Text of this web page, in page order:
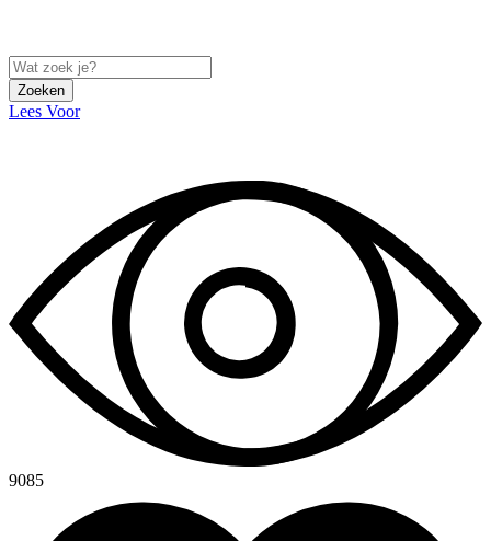
Zoeken
Lees Voor
9085